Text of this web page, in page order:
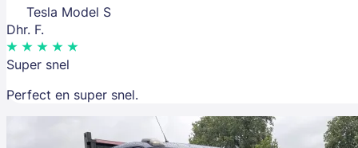
Tesla Model S
Dhr. F.
Super snel
Perfect en super snel.